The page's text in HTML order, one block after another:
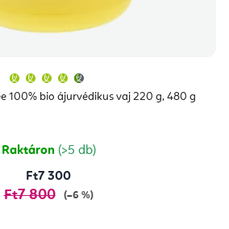
100% bio ájurvédikus vaj 220 g, 480 g
átlagos
értékelése
csillag.
Raktáron (>5 db)
Ft7 300
Ft7 800 (–6 %)